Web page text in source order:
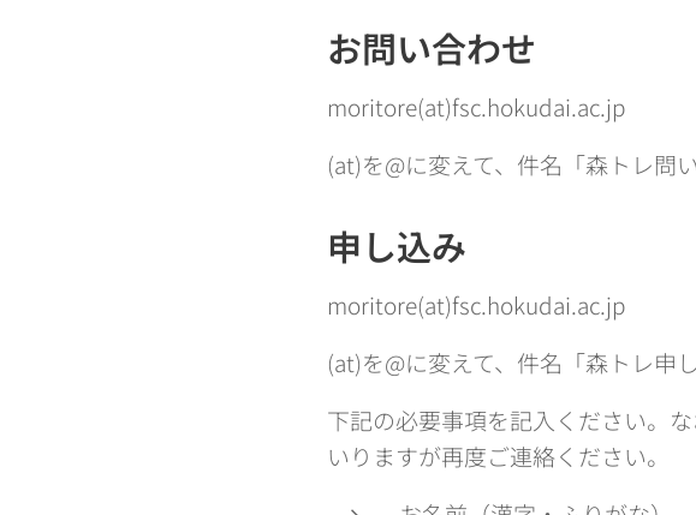
お問い合わせ
moritore(at)fsc.hokudai.ac.jp
(at)を@に変えて、件名「森トレ問
申し込み
moritore(at)fsc.hokudai.ac.jp
(at)を@に変えて、件名「森トレ申
下記の必要事項を記入ください。
いりますが再度ご連絡ください。